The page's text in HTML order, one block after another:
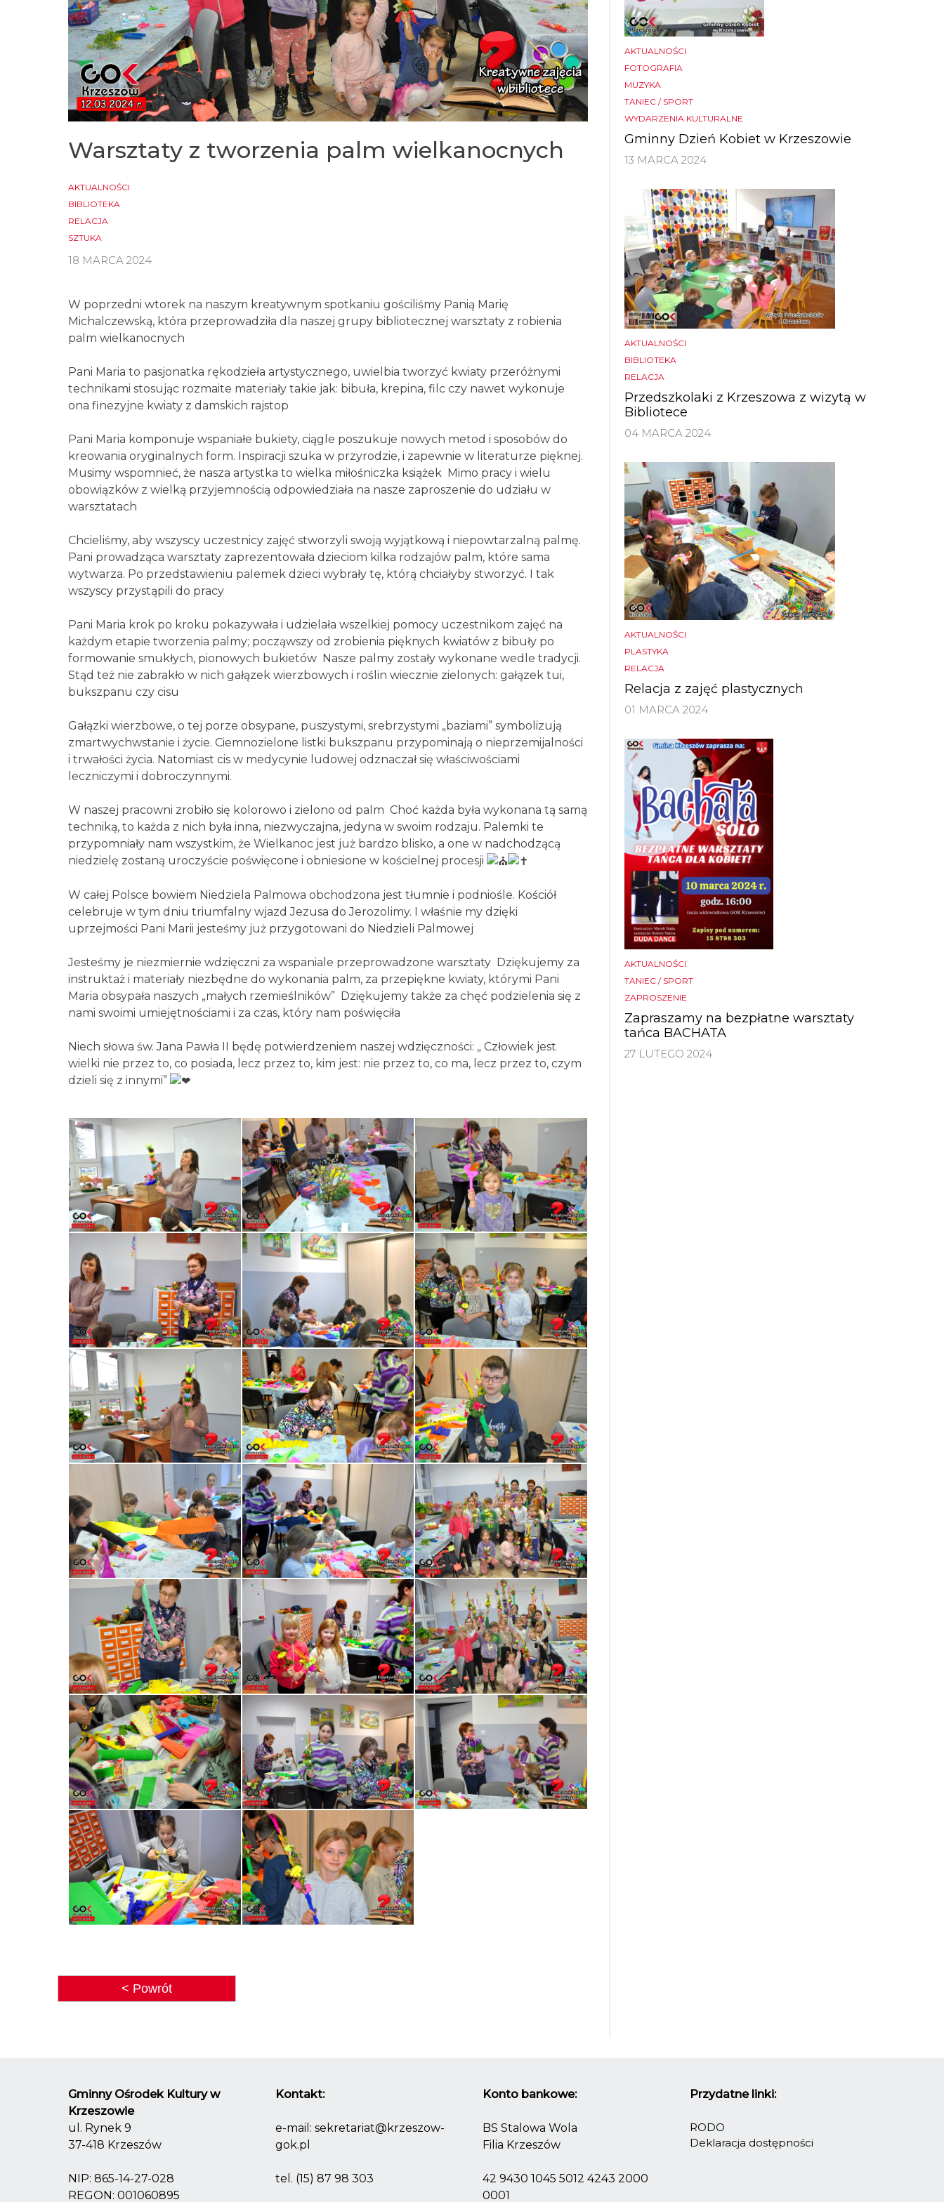
Warsztaty z tworzenia palm wielkanocnych
AKTUALNOŚCI
BIBLIOTEKA
RELACJA
SZTUKA
18 MARCA 2024
W poprzedni wtorek na naszym kreatywnym spotkaniu gościliśmy Panią Marię
Michalczewską, która przeprowadziła dla naszej grupy bibliotecznej warsztaty z robienia
palm wielkanocnych
Pani Maria to pasjonatka rękodzieła artystycznego, uwielbia tworzyć kwiaty przeróżnymi
technikami stosując rozmaite materiały takie jak: bibuła, krepina, filc czy nawet wykonuje
ona finezyjne kwiaty z damskich rajstop
Pani Maria komponuje wspaniałe bukiety, ciągle poszukuje nowych metod i sposobów do
kreowania oryginalnych form. Inspiracji szuka w przyrodzie, i zapewnie w literaturze pięknej.
Musimy wspomnieć, że nasza artystka to wielka miłośniczka książek Mimo pracy i wielu
obowiązków z wielką przyjemnością odpowiedziała na nasze zaproszenie do udziału w
warsztatach
Chcieliśmy, aby wszyscy uczestnicy zajęć stworzyli swoją wyjątkową i niepowtarzalną palmę.
Pani prowadząca warsztaty zaprezentowała dzieciom kilka rodzajów palm, które sama
wytwarza. Po przedstawieniu palemek dzieci wybrały tę, którą chciałyby stworzyć. I tak
wszyscy przystąpili do pracy
Pani Maria krok po kroku pokazywała i udzielała wszelkiej pomocy uczestnikom zajęć na
każdym etapie tworzenia palmy; począwszy od zrobienia pięknych kwiatów z bibuły po
formowanie smukłych, pionowych bukietów Nasze palmy zostały wykonane wedle tradycji.
Stąd też nie zabrakło w nich gałązek wierzbowych i roślin wiecznie zielonych: gałązek tui,
bukszpanu czy cisu
Gałązki wierzbowe, o tej porze obsypane, puszystymi, srebrzystymi „baziami” symbolizują
zmartwychwstanie i życie. Ciemnozielone listki bukszpanu przypominają o nieprzemijalności
i trwałości życia. Natomiast cis w medycynie ludowej odznaczał się właściwościami
leczniczymi i dobroczynnymi.
W naszej pracowni zrobiło się kolorowo i zielono od palm Choć każda była wykonana tą samą
techniką, to każda z nich była inna, niezwyczajna, jedyna w swoim rodzaju. Palemki te
przypomniały nam wszystkim, że Wielkanoc jest już bardzo blisko, a one w nadchodzącą
niedzielę zostaną uroczyście poświęcone i obniesione w kościelnej procesji
W całej Polsce bowiem Niedziela Palmowa obchodzona jest tłumnie i podniośle. Kościół
celebruje w tym dniu triumfalny wjazd Jezusa do Jerozolimy. I właśnie my dzięki
uprzejmości Pani Marii jesteśmy już przygotowani do Niedzieli Palmowej
Jesteśmy je niezmiernie wdzięczni za wspaniale przeprowadzone warsztaty Dziękujemy za
instruktaż i materiały niezbędne do wykonania palm, za przepiękne kwiaty, którymi Pani
Maria obsypała naszych „małych rzemieślników” Dziękujemy także za chęć podzielenia się z
nami swoimi umiejętnościami i za czas, który nam poświęciła
Niech słowa św. Jana Pawła II będę potwierdzeniem naszej wdzięczności: „ Człowiek jest
wielki nie przez to, co posiada, lecz przez to, kim jest: nie przez to, co ma, lecz przez to, czym
dzieli się z innymi”
< Powrót
AKTUALNOŚCI
FOTOGRAFIA
MUZYKA
TANIEC / SPORT
WYDARZENIA KULTURALNE
Gminny Dzień Kobiet w Krzeszowie
13 MARCA 2024
AKTUALNOŚCI
BIBLIOTEKA
RELACJA
Przedszkolaki z Krzeszowa z wizytą w
Bibliotece
04 MARCA 2024
AKTUALNOŚCI
PLASTYKA
RELACJA
Relacja z zajęć plastycznych
01 MARCA 2024
AKTUALNOŚCI
TANIEC / SPORT
ZAPROSZENIE
Zapraszamy na bezpłatne warsztaty
tańca BACHATA
27 LUTEGO 2024
Gminny Ośrodek Kultury w
Krzeszowie
ul. Rynek 9
37-418 Krzeszów
NIP: 865-14-27-028
REGON: 001060895
Kontakt:
e-mail: sekretariat@krzeszow-
gok.pl
tel. (15) 87 98 303
Konto bankowe:
BS Stalowa Wola
Filia Krzeszów
42 9430 1045 5012 4243 2000
0001
Przydatne linki:
RODO
Deklaracja dostępności